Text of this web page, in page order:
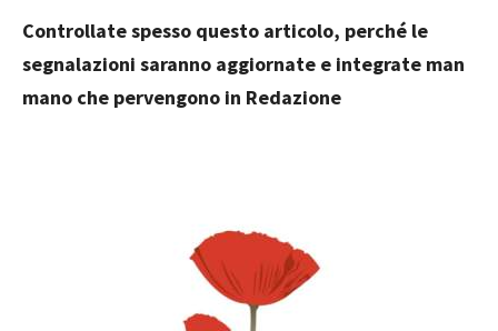
Controllate spesso questo articolo, perché le
segnalazioni saranno aggiornate e integrate man
mano che pervengono in Redazione